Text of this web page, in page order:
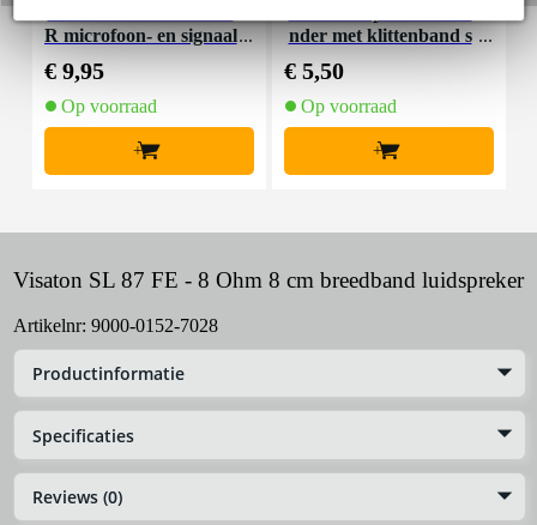
R microfoon- en signaal
€ 9,95
Op voorraad
+
nder met klittenband s
€ 5,50
Op voorraad
+
Visaton SL 87 FE - 8 Ohm 8 cm breedband luidspreker
Artikelnr: 9000-0152-7028
Productinformatie
Specificaties
Reviews (0)